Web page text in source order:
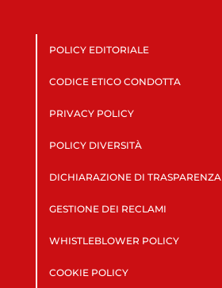
POLICY EDITORIALE
CODICE ETICO CONDOTTA
PRIVACY POLICY
POLICY DIVERSITÀ
DICHIARAZIONE DI TRASPARENZA
GESTIONE DEI RECLAMI
WHISTLEBLOWER POLICY
COOKIE POLICY